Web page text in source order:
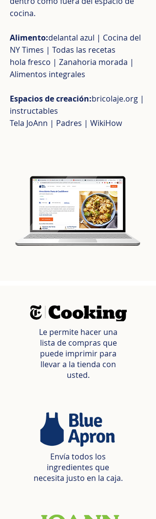
cocina.
Alimento:delantal azul | Cocina del
NY Times | Todas las recetas
hola fresco | Zanahoria morada |
Alimentos integrales
Espacios de creación:bricolaje.org |
instructables
Tela JoAnn | Padres | WikiHow
Le permite hacer una
lista de compras que
puede imprimir para
llevar a la tienda con
usted.
Envía todos los
ingredientes que
necesita justo en la caja.